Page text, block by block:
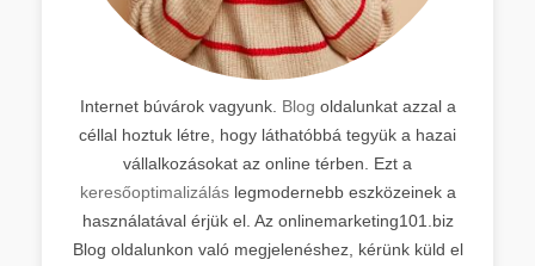
Internet búvárok vagyunk. Blog oldalunkat azzal a
céllal hoztuk létre, hogy láthatóbbá tegyük a hazai
vállalkozásokat az online térben. Ezt a
keresőoptimalizáláslegmodernebb eszközeinek a
használatával érjük el. Az onlinemarketing101.biz
Blog oldalunkon való megjelenéshez, kérünk küld el